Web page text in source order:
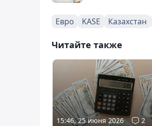
Евро KASE Казахстан
Читайте также
15:46, 25 июня 2026 2